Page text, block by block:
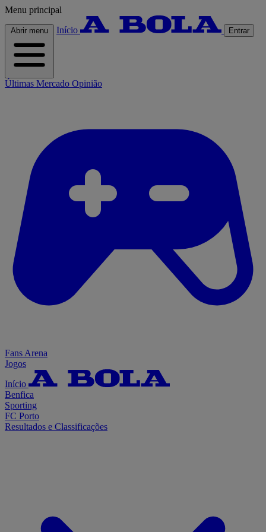
Menu principal
Abrir menu Início Entrar
Últimas Mercado Opinião
Fans Arena
Jogos
Início
Benfica
Sporting
FC Porto
Resultados e Classificações